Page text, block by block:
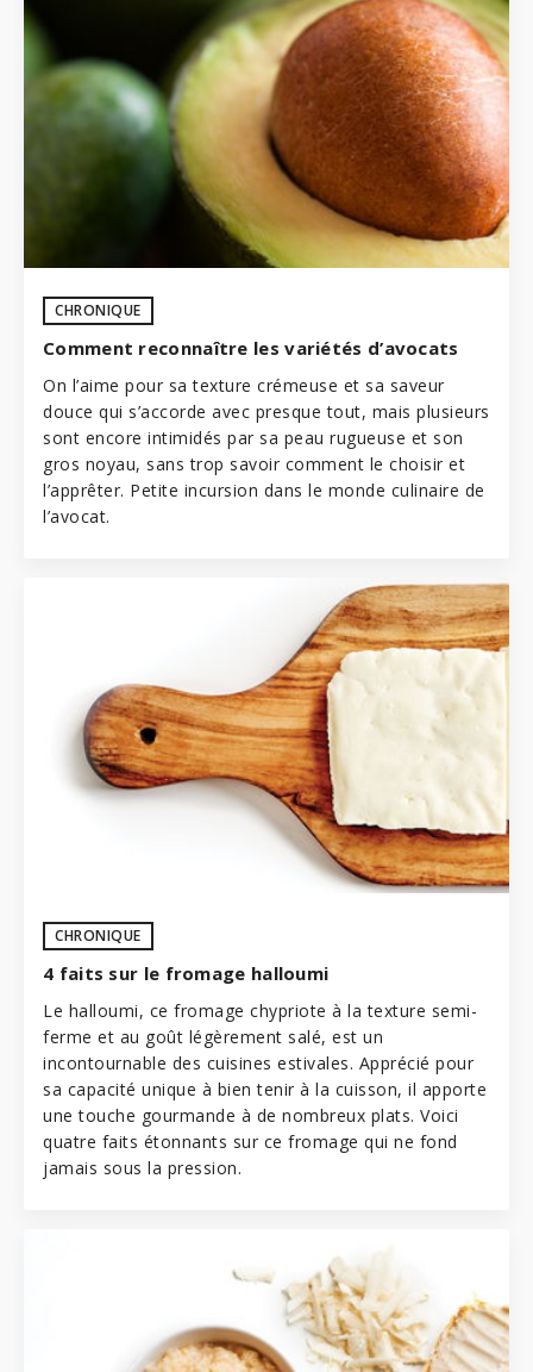
CHRONIQUE
Comment reconnaître les variétés d’avocats
On l’aime pour sa texture crémeuse et sa saveur
douce qui s’accorde avec presque tout, mais plusieurs
sont encore intimidés par sa peau rugueuse et son
gros noyau, sans trop savoir comment le choisir et
l’apprêter. Petite incursion dans le monde culinaire de
l’avocat.
CHRONIQUE
4 faits sur le fromage halloumi
Le halloumi, ce fromage chypriote à la texture semi-
ferme et au goût légèrement salé, est un
incontournable des cuisines estivales. Apprécié pour
sa capacité unique à bien tenir à la cuisson, il apporte
une touche gourmande à de nombreux plats. Voici
quatre faits étonnants sur ce fromage qui ne fond
jamais sous la pression.